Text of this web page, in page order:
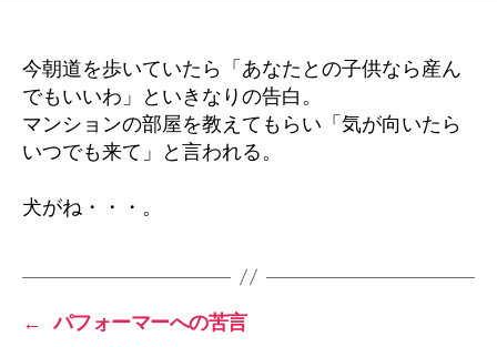
へ
の
今朝道を歩いていたら「あなたとの子供なら産ん
でもいいわ」といきなりの告白。
マンションの部屋を教えてもらい「気が向いたら
いつでも来て」と言われる。
犬がね・・・。
←
パフォーマーへの苦言